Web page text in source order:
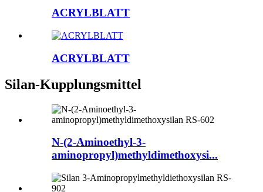
ACRYLBLATT
ACRYLBLATT
Silan-Kupplungsmittel
N-(2-Aminoethyl-3-
aminopropyl)methyldimethoxysi...